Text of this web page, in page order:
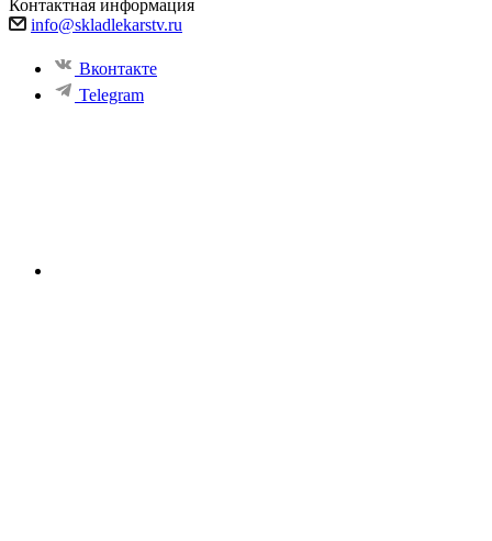
Контактная информация
info@skladlekarstv.ru
Вконтакте
Telegram